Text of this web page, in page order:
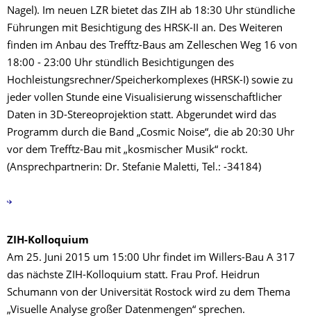
Nagel). Im neuen LZR bietet das ZIH ab 18:30 Uhr stündliche
Führungen mit Besichtigung des HRSK-II an. Des Weiteren
finden im Anbau des Trefftz-Baus am Zelleschen Weg 16 von
18:00 - 23:00 Uhr stündlich Besichtigungen des
Hochleistungsrechner/Speicherkomplexes (HRSK-I) sowie zu
jeder vollen Stunde eine Visualisierung wissenschaftlicher
Daten in 3D-Stereoprojektion statt. Abgerundet wird das
Programm durch die Band „Cosmic Noise“, die ab 20:30 Uhr
vor dem Trefftz-Bau mit „kosmischer Musik“ rockt.
(Ansprechpartnerin: Dr. Stefanie Maletti, Tel.: -34184)
ZIH-Kolloquium
Am 25. Juni 2015 um 15:00 Uhr findet im Willers-Bau A 317
das nächste ZIH-Kolloquium statt. Frau Prof. Heidrun
Schumann von der Universität Rostock wird zu dem Thema
„Visuelle Analyse großer Datenmengen“ sprechen.